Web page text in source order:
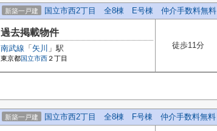
新築一戸建 国立市西2丁目 全8棟 E号棟 仲介手数料無料
過去掲載物件
南武線 「 矢川 」駅
東京都国立市西 ２丁目
徒歩11分
新築一戸建 国立市西2丁目 全8棟 F号棟 仲介手数料無料